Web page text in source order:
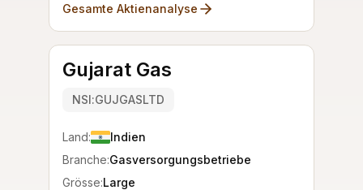
Gesamte Aktienanalyse
Gujarat Gas
NSI:GUJGASLTD
Land:
Indien
Branche:Gasversorgungsbetriebe
Grösse:Large